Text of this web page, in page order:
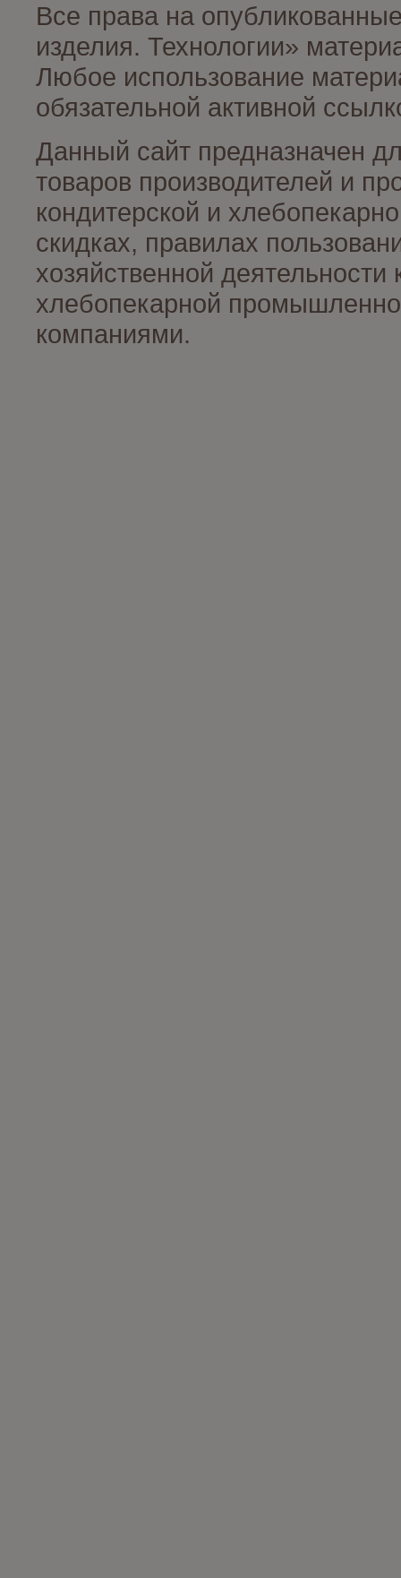
Все права на
изделия. Технологии»
Любое использование
обязательной активной
Данный сайт предназначен
товаров производителей и
кондитерской и
скидках, правилах
хозяйственной
хлебопекарной
компаниями.